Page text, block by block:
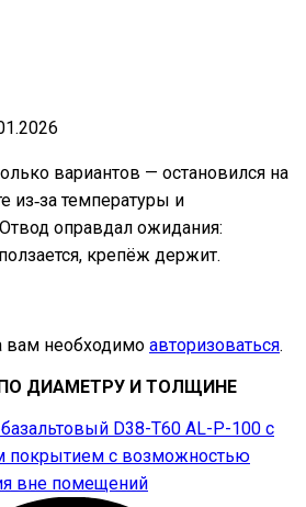
вариантов — остановился на
из‑за температуры и
оправдал ожидания:
крепёж держит.
вам необходимо авторизоваться.
ДИАМЕТРУ И ТОЛЩИНЕ